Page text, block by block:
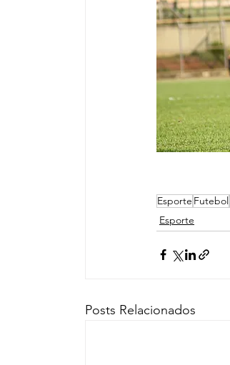
Esporte Futebol
Esporte
Posts Relacionados